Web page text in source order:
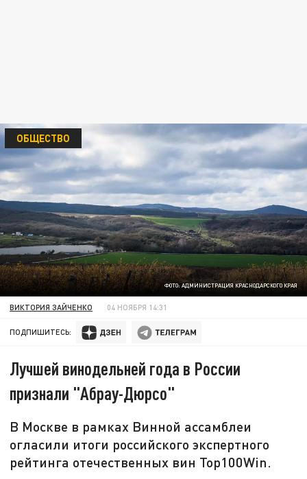
ФОТО: АДМИНИСТРАЦИЯ КРАСНОДАРСКОГО КРАЯ
ОБЩЕСТВО
ВИКТОРИЯ ЗАЙЧЕНКО 04 НОЯБРЯ 14:31
ПОДПИШИТЕСЬ:
Лучшей винодельней года в России
признали "Абрау-Дюрсо"
В Москве в рамках Винной ассамблеи
огласили итоги российского экспертного
рейтинга отечественных вин Top100Win.